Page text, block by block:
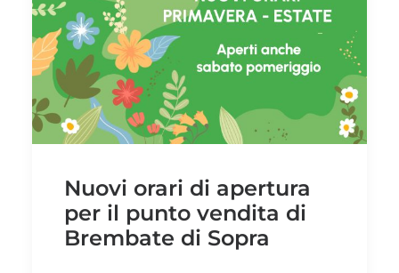
Nuovi orari di apertura
per il punto vendita di
Brembate di Sopra